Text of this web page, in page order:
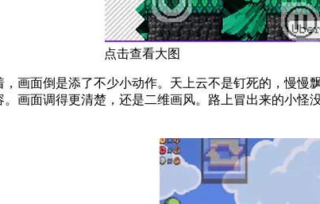
点击查看大图
画面倒是添了不少小动作。天上云不是钉死的，慢
画面调得更清楚，还是二维画风。路上冒出来的小怪